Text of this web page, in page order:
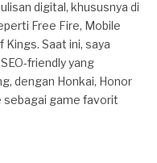
digital, khususnya di
Free Fire, Mobile
Kings. Saat ini, saya
friendly yang
dengan Honkai, Honor
sebagai game favorit